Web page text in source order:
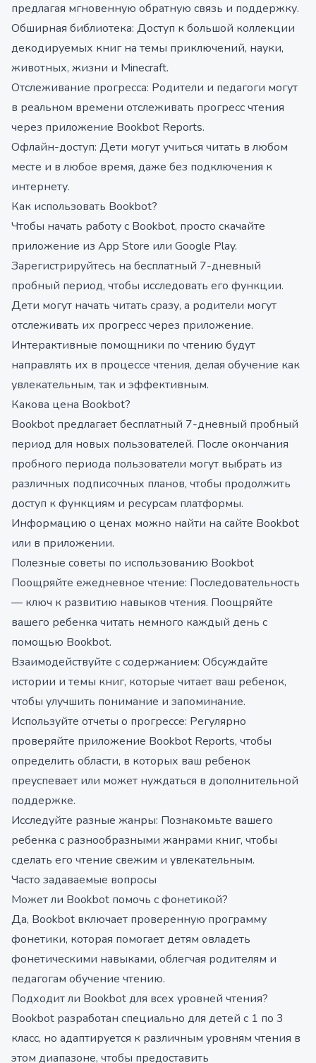
предлагая мгновенную обратную связь и поддержку.
Обширная библиотека: Доступ к большой коллекции
декодируемых книг на темы приключений, науки,
животных, жизни и Minecraft.
Отслеживание прогресса: Родители и педагоги могут
в реальном времени отслеживать прогресс чтения
через приложение Bookbot Reports.
Офлайн-доступ: Дети могут учиться читать в любом
месте и в любое время, даже без подключения к
интернету.
Как использовать Bookbot?
Чтобы начать работу с Bookbot, просто скачайте
приложение из App Store или Google Play.
Зарегистрируйтесь на бесплатный 7-дневный
пробный период, чтобы исследовать его функции.
Дети могут начать читать сразу, а родители могут
отслеживать их прогресс через приложение.
Интерактивные помощники по чтению будут
направлять их в процессе чтения, делая обучение как
увлекательным, так и эффективным.
Какова цена Bookbot?
Bookbot предлагает бесплатный 7-дневный пробный
период для новых пользователей. После окончания
пробного периода пользователи могут выбрать из
различных подписочных планов, чтобы продолжить
доступ к функциям и ресурсам платформы.
Информацию о ценах можно найти на сайте Bookbot
или в приложении.
Полезные советы по использованию Bookbot
Поощряйте ежедневное чтение: Последовательность
— ключ к развитию навыков чтения. Поощряйте
вашего ребенка читать немного каждый день с
помощью Bookbot.
Взаимодействуйте с содержанием: Обсуждайте
истории и темы книг, которые читает ваш ребенок,
чтобы улучшить понимание и запоминание.
Используйте отчеты о прогрессе: Регулярно
проверяйте приложение Bookbot Reports, чтобы
определить области, в которых ваш ребенок
преуспевает или может нуждаться в дополнительной
поддержке.
Исследуйте разные жанры: Познакомьте вашего
ребенка с разнообразными жанрами книг, чтобы
сделать его чтение свежим и увлекательным.
Часто задаваемые вопросы
Может ли Bookbot помочь с фонетикой?
Да, Bookbot включает проверенную программу
фонетики, которая помогает детям овладеть
фонетическими навыками, облегчая родителям и
педагогам обучение чтению.
Подходит ли Bookbot для всех уровней чтения?
Bookbot разработан специально для детей с 1 по 3
класс, но адаптируется к различным уровням чтения в
этом диапазоне, чтобы предоставить